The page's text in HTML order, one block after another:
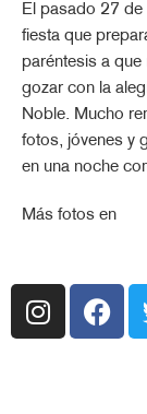
El pasado 27 de
fiesta que
paréntesis a
gozar con la
Noble. Mucho
fotos, jóvenes y
en una noche
Más fotos en